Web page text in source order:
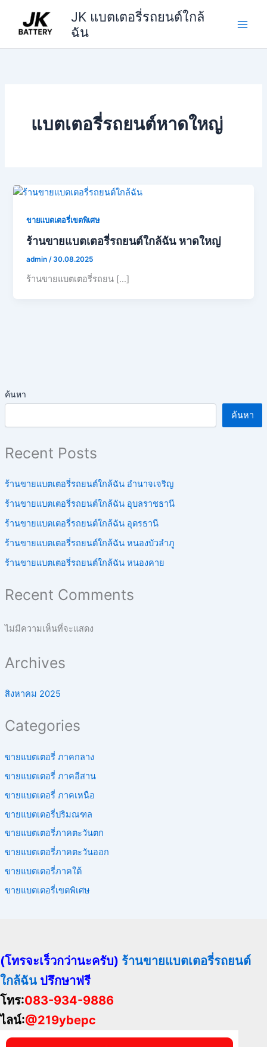
content
JK แบตเตอรี่รถยนต์ใกล้
ฉัน
ค้นหา
ค้นหา
Recent Posts
ร้านขายแบตเตอรี่รถยนต์ใกล้ฉัน อำนาจเจริญ
ร้านขายแบตเตอรี่รถยนต์ใกล้ฉัน อุบลราชธานี
ร้านขายแบตเตอรี่รถยนต์ใกล้ฉัน อุดรธานี
ร้านขายแบตเตอรี่รถยนต์ใกล้ฉัน หนองบัวลำภู
ร้านขายแบตเตอรี่รถยนต์ใกล้ฉัน หนองคาย
Recent Comments
ไม่มีความเห็นที่จะแสดง
Archives
สิงหาคม 2025
Categories
ขายแบตเตอรี่ ภาคกลาง
ขายแบตเตอรี่ ภาคอีสาน
ขายแบตเตอรี่ ภาคเหนือ
ขายแบตเตอรี่ปริมณฑล
ขายแบตเตอรี่ภาคตะวันตก
ขายแบตเตอรี่ภาคตะวันออก
ขายแบตเตอรี่ภาคใต้
ขายแบตเตอรี่เขตพิเศษ
แบตเตอรี่รถยนต์หาดใหญ่
ขายแบตเตอรี่เขตพิเศษ
ร้านขายแบตเตอรี่รถยนต์ใกล้ฉัน หาดใหญ่
admin /30.08.2025
ร้านขายแบตเตอรี่รถยน […]
(โทรจะเร็วกว่านะครับ) ร้านขายแบตเตอรี่รถยนต์
ใกล้ฉัน ปรึกษาฟรี
โทร:083-934-9886
ไลน์:@219ybepc